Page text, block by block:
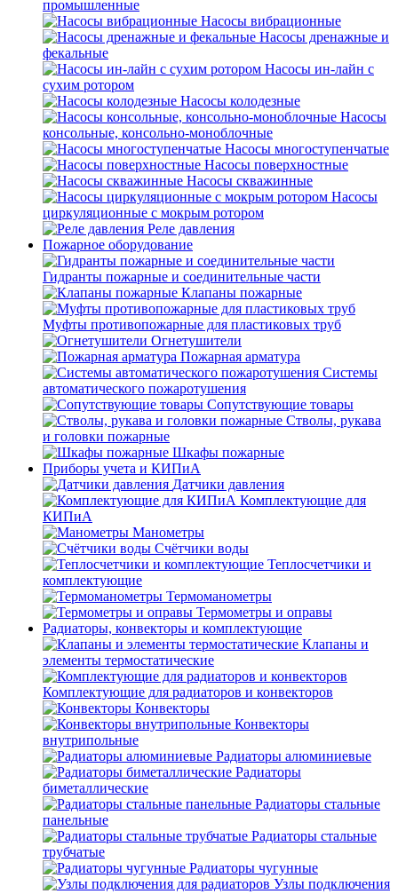
промышленные
Насосы вибрационные
Насосы дренажные и
фекальные
Насосы ин-лайн с
сухим ротором
Насосы колодезные
Насосы
консольные, консольно-моноблочные
Насосы многоступенчатые
Насосы поверхностные
Насосы скважинные
Насосы
циркуляционные с мокрым ротором
Реле давления
Пожарное оборудование
Гидранты пожарные и соединительные части
Клапаны пожарные
Муфты противопожарные для пластиковых труб
Огнетушители
Пожарная арматура
Системы
автоматического пожаротушения
Сопутствующие товары
Стволы, рукава
и головки пожарные
Шкафы пожарные
Приборы учета и КИПиА
Датчики давления
Комплектующие для
КИПиА
Манометры
Счётчики воды
Теплосчетчики и
комплектующие
Термоманометры
Термометры и оправы
Радиаторы, конвекторы и комплектующие
Клапаны и
элементы термостатические
Комплектующие для радиаторов и конвекторов
Конвекторы
Конвекторы
внутрипольные
Радиаторы алюминиевые
Радиаторы
биметаллические
Радиаторы стальные
панельные
Радиаторы стальные
трубчатые
Радиаторы чугунные
Узлы подключения